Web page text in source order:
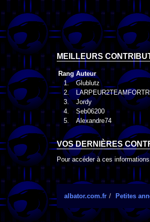
MEILLEURS
Rang Auteur
1.
Glublutz
2.
3.
Jordy
4.
Seb06200
5.
Alexandre74
VOS DERNIÈRES
Pour accéder à ces
albator.com.fr Petites